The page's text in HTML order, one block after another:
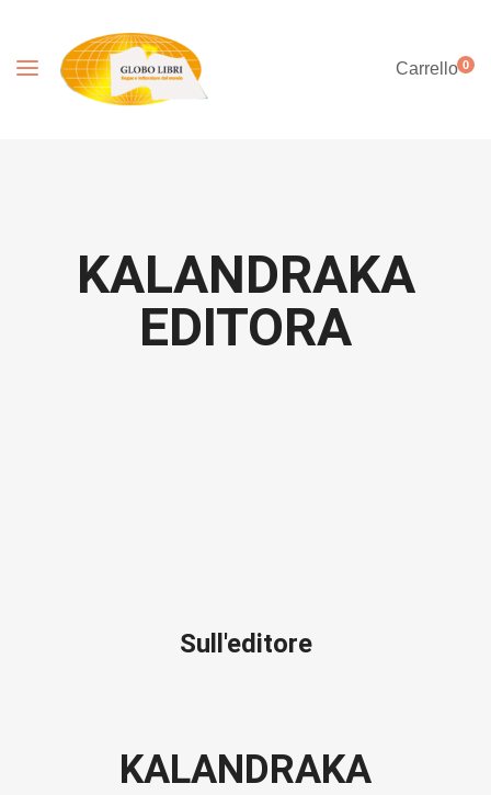
Carrello0
KALANDRAKA
EDITORA
Sull'editore
KALANDRAKA